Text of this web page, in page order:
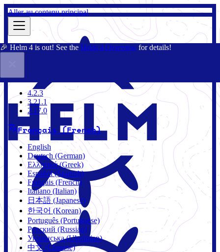
Aller au contenu principal
🎉 Helm 4 is out! See the Helm 4 Overview for details!
3.21.1
4.2.3
3.21.1
2.17.0
Français (French)
English
Deutsch (German)
Ελληνικά (Greek)
Español (Spanish)
Français (French)
Italiano (Italian)
日本語 (Japanese)
한국어 (Korean)
Português (Portuguese)
Русский (Russian)
Українська (Ukrainian)
中文 (Chinese)